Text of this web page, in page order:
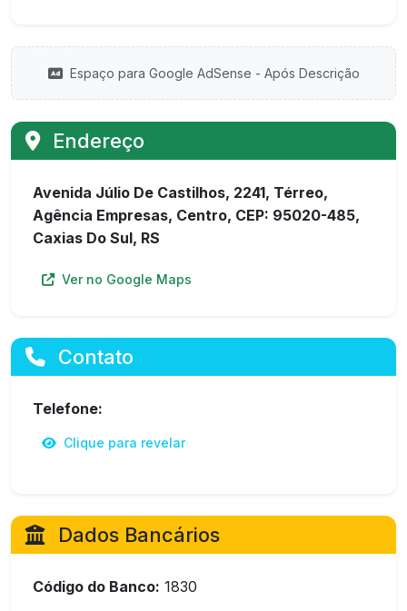
Espaço para Google AdSense - Após Descrição
Endereço
Avenida Júlio De Castilhos, 2241, Térreo,
Agência Empresas, Centro, CEP: 95020-485,
Caxias Do Sul, RS
Ver no Google Maps
Contato
Telefone:
Clique para revelar
Dados Bancários
Código do Banco: 1830